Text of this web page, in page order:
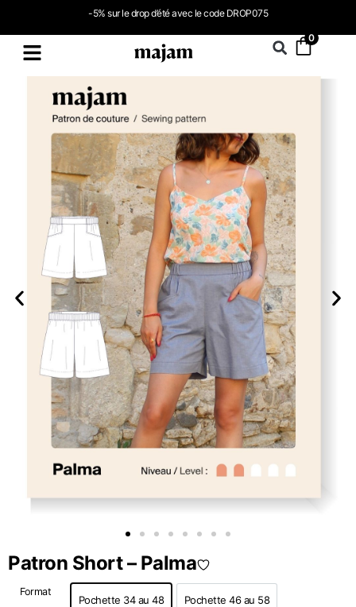
-5% sur le drop d’été avec le code DROP075
0
Patron Short – Palma
Format
Pochette 34 au 48 Pochette 46 au 58